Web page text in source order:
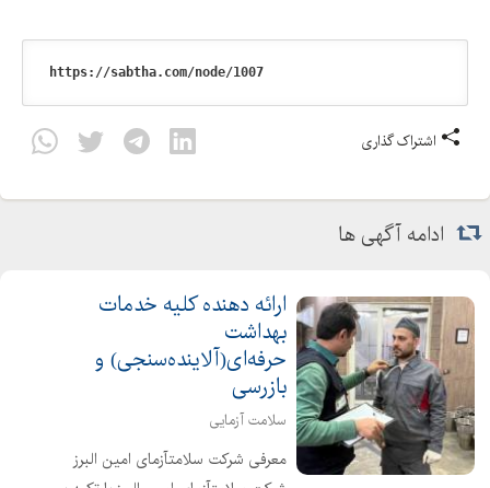
اشتراک گذاری
ادامه آگهی ها
ارائه دهنده کلیه خدمات
بهداشت
حرفه‌ای(آلاینده‌سنجی) و
بازرسی
سلامت آزمایی
معرفی شرکت سلامتآزمای امین البرز